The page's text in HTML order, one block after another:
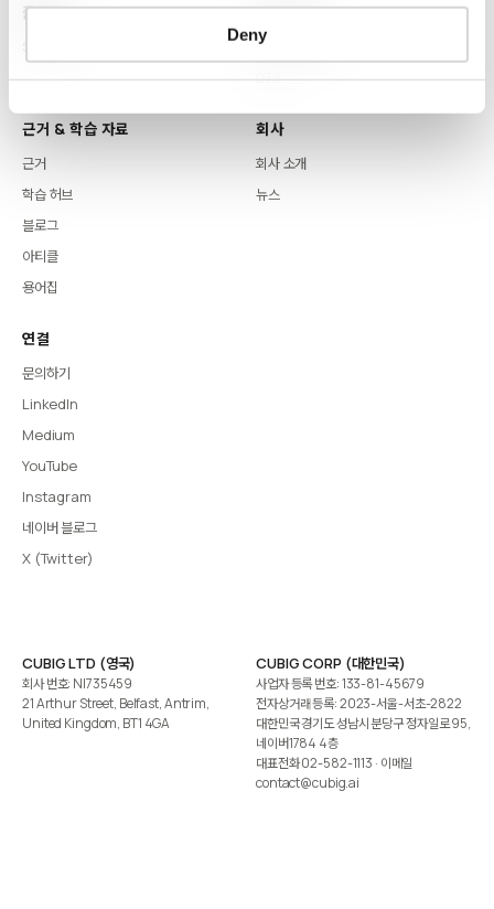
Deny
플랫폼 핵심 역량
LLM Capsule
DTS
근거 & 학습 자료
근거
학습 허브
블로그
아티클
용어집
회사
회사 소개
뉴스
연결
문의하기
LinkedIn
Medium
YouTube
Instagram
네이버 블로그
X (Twitter)
CUBIG LTD (영국)
회사 번호: NI735459
21 Arthur Street, Belfast, Antrim,
United Kingdom, BT1 4GA
CUBIG CORP (대한민국)
사업자 등록 번호: 133-81-45679
전자상거래 등록: 2023-서울-서초-2822
대한민국 경기도 성남시 분당구 정자일로 95,
네이버1784 4층
대표전화02-582-1113 · 이메일
contact@cubig.ai